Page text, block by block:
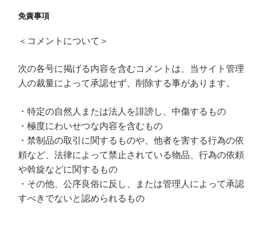
免責事項
＜コメントについて＞
次の各号に掲げる内容を含むコメントは、当サイト管理
人の裁量によって承認せず、削除する事があります。
・特定の自然人または法人を誹謗し、中傷するもの
・極度にわいせつな内容を含むもの
・禁制品の取引に関するものや、他者を害する行為の依
頼など、法律によって禁止されている物品、行為の依頼
や斡旋などに関するもの
・その他、公序良俗に反し、または管理人によって承認
すべきでないと認められるもの